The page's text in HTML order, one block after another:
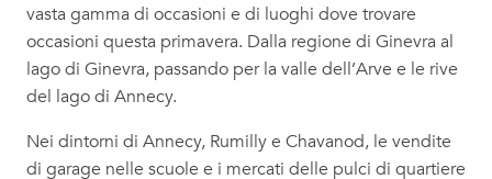
vasta gamma di occasioni e di luoghi dove trovare
occasioni questa primavera. Dalla regione di Ginevra al
lago di Ginevra, passando per la valle dell’Arve e le rive
del lago di Annecy.
Nei dintorni di Annecy, Rumilly e Chavanod, le vendite
di garage nelle scuole e i mercati delle pulci di quartiere